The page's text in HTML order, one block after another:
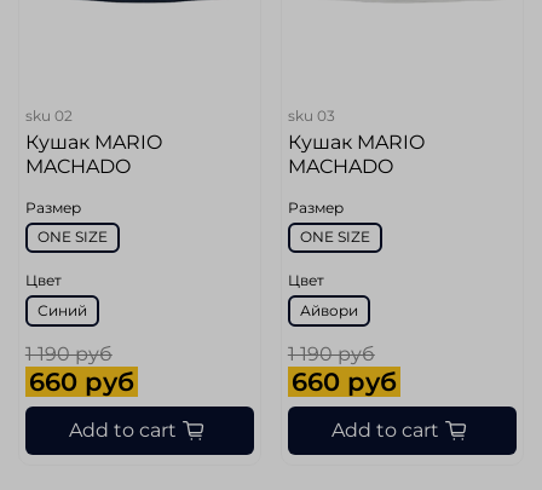
sku 02
Кушак MARIO
MACHADO
Размер
ONE SIZE
Цвет
Синий
1 190 руб
660 руб
Add to cart
sku 03
Кушак MARIO
MACHADO
Размер
ONE SIZE
Цвет
Айвори
1 190 руб
660 руб
Add to cart